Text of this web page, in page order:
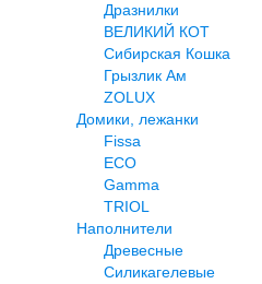
Дразнилки
ВЕЛИКИЙ КОТ
Сибирская Кошка
Грызлик Ам
ZOLUX
Домики, лежанки
Fissa
ECO
Gamma
TRIOL
Наполнители
Древесные
Силикагелевые